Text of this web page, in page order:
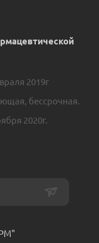
2019г
бессрочная.
2020г.